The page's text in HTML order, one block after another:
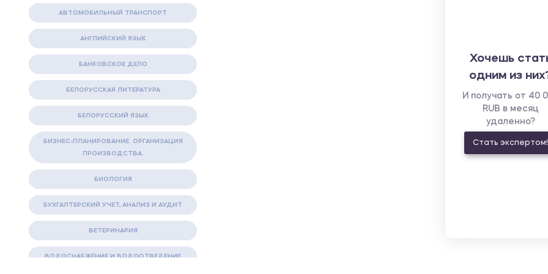
АВТОМОБИЛЬНЫЙ ТРАНСПОРТ
АНГЛИЙСКИЙ ЯЗЫК
БАНКОВСКОЕ ДЕЛО
БЕЛОРУССКАЯ ЛИТЕРАТУРА
БЕЛОРУССКИЙ ЯЗЫК
БИЗНЕС-ПЛАНИРОВАНИЕ. ОРГАНИЗАЦИЯ
ПРОИЗВОДСТВА.
БИОЛОГИЯ
БУХГАЛТЕРСКИЙ УЧЕТ, АНАЛИЗ И АУДИТ
ВЕТЕРИНАРИЯ
ВОДОСНАБЖЕНИЕ И ВОДООТВЕДЕНИЕ
Хочешь
одним из
И получать от 40
RUB в месяц
удаленно?
Стать экспертом!